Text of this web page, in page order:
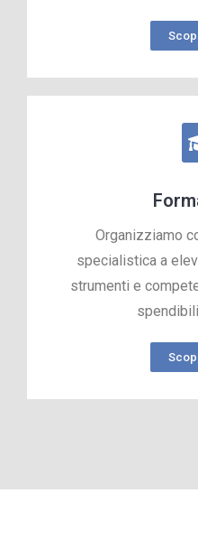
Organizziamo
specialistica a
strumenti e